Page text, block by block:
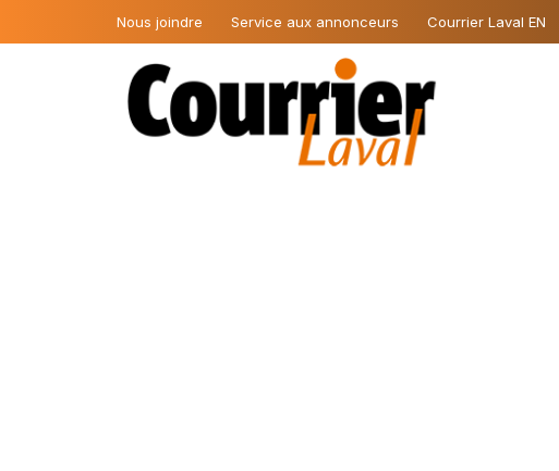
Nous joindre Service aux annonceurs Courrier Laval EN